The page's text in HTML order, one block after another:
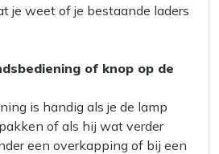
je weet of je bestaande laders
of knop op de
is handig als je de lamp
of als hij wat verder
een overkapping of bij een